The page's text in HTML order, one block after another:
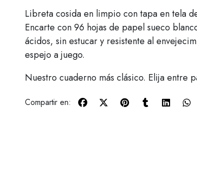
Libreta cosida en limpio con tapa en tela
Encarte con 96 hojas de papel sueco
ácidos, sin estucar y resistente al
espejo a juego.
Nuestro cuaderno más clásico. Elija entre
Compartir en: